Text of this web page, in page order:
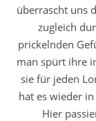
überrascht uns
zugleich
prickelnden
man spürt ihre
sie für jeden
hat es wieder
Hier